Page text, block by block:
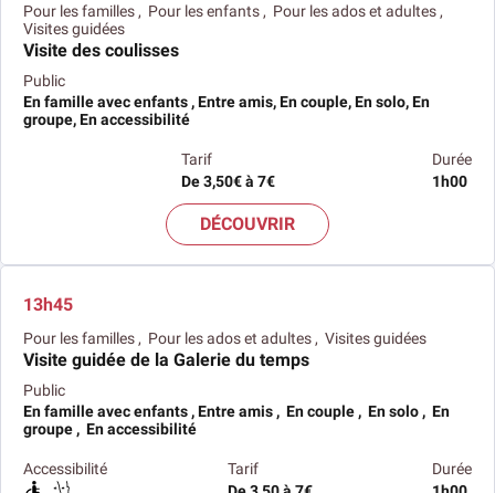
Pour les familles , Pour les enfants , Pour les ados et adultes ,
Visites guidées
Visite des coulisses
Public
En famille avec enfants , Entre amis, En couple, En solo, En
groupe, En accessibilité
Durée
1h00
Tarif
De 3,50€ à 7€
DÉCOUVRIR
13h45
Pour les familles , Pour les ados et adultes , Visites guidées
Visite guidée de la Galerie du temps
Public
En famille avec enfants , Entre amis , En couple , En solo , En
groupe , En accessibilité
Durée
Tarif
Accessibilité